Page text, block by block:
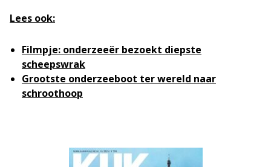
Lees ook:
Filmpje: onderzeeër bezoekt diepste
scheepswrak
Grootste onderzeeboot ter wereld naar
schroothoop